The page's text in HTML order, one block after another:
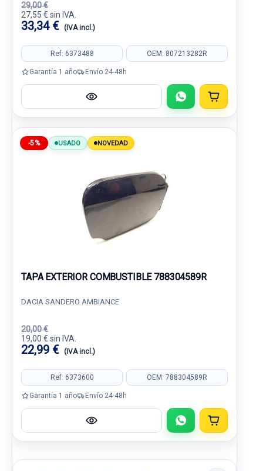
29,00 €
27,55 € sin IVA.
33,34 € (IVA incl.)
Ref: 6373488 OEM: 807213282R
Garantía 1 año Envío 24-48h
-5% USADO NOVEDAD
TAPA EXTERIOR COMBUSTIBLE 788304589R
DACIA SANDERO AMBIANCE
20,00 €
19,00 € sin IVA.
22,99 € (IVA incl.)
Ref: 6373600 OEM: 788304589R
Garantía 1 año Envío 24-48h